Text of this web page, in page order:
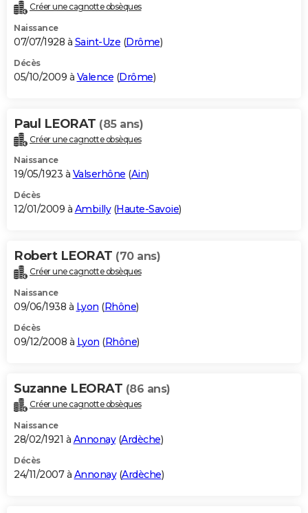
Créer une cagnotte obsèques
Naissance
07/07/1928 à Saint-Uze (Drôme)
Décès
05/10/2009 à Valence (Drôme)
Paul LEORAT (85 ans)
Créer une cagnotte obsèques
Naissance
19/05/1923 à Valserhône (Ain)
Décès
12/01/2009 à Ambilly(Haute-Savoie)
Robert LEORAT (70 ans)
Créer une cagnotte obsèques
Naissance
09/06/1938 à Lyon (Rhône)
Décès
09/12/2008 à Lyon (Rhône)
Suzanne LEORAT (86 ans)
Créer une cagnotte obsèques
Naissance
28/02/1921 à Annonay(Ardèche)
Décès
24/11/2007 à Annonay(Ardèche)